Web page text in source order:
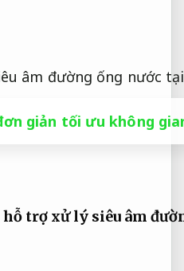
giản tối ưu không
hỗ trợ xử lý siêu âm